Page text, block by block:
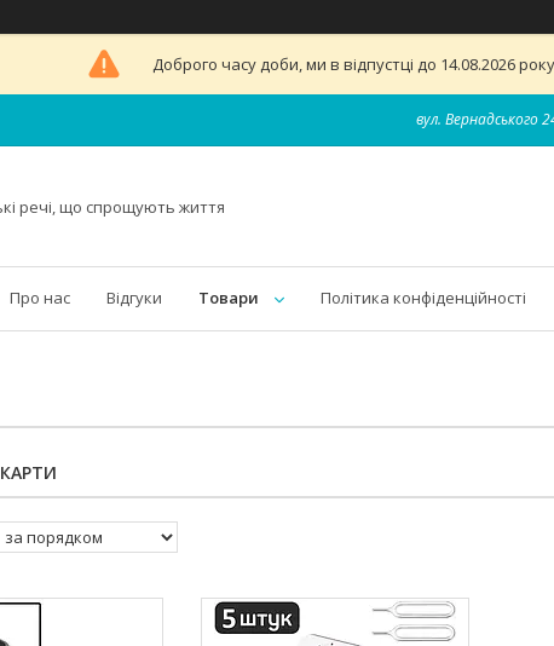
Доброго часу доби, ми в відпустці до 14.08.2026 року
вул. Вернадського
речі, що спрощують життя
Про нас Відгуки Товари Політика конфіденційності